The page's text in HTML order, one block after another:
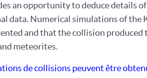
an opportunity to deduce details
data. Numerical simulations of the
and that the collision produced
meteorites.
de collisions peuvent être